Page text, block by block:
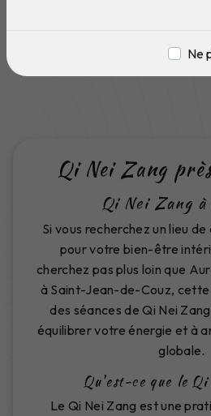
Ne
Qi Nei Zang
Qi Nei Zang
Si vous recherchez un lieu
pour votre bien-être
cherchez pas plus loin que
à Saint-Jean-de-Couz,
des séances de Qi Nei
équilibrer votre énergie et à
globale.
Qu'est-ce que le
Le Qi Nei Zang est une